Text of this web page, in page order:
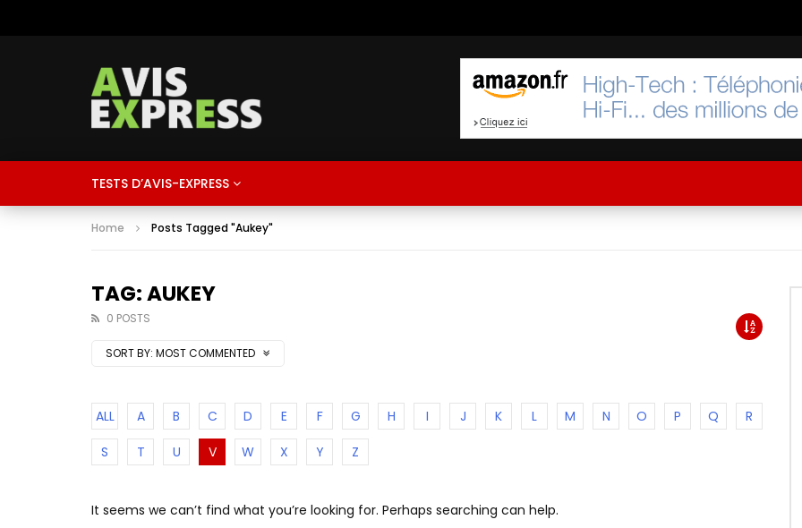
TESTS D’AVIS-EXPRESS
Home Posts Tagged "Aukey"
TAG: AUKEY
0 POSTS
SORT BY: MOST COMMENTED
ALL A B C D E F G H I J K L M N O P Q
R
S
T U V W X Y Z
It seems we can’t find what you’re looking for. Perhaps searching can help.